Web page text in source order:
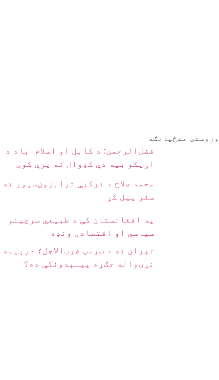
وروستۍ منځپانګه
فضل‌الرحمن: د کابل او اسلام‌اباد د
اړیکو بیه دې کډوال نه پرې کوي
محمد صلاح د ترکیې ترابزون‌سپور ته
سفر پیل کړ
په افغانستان کې د طبیعي سرچینو
سیاسي او اقتصادي ونډه
تهران ته د ټرمپ ضرب‌الاجل؛ درېیمه
نړۍواله جګړه پیلېدونکې ده؟